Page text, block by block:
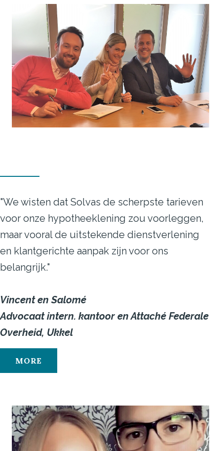
"We wisten dat Solvas de scherpste tarieven
voor onze hypotheeklening zou voorleggen,
maar vooral de uitstekende dienstverlening
en klantgerichte aanpak zijn voor ons
belangrijk."
Vincent en Salomé
Advocaat intern. kantoor en Attaché Federale
Overheid, Ukkel
MORE